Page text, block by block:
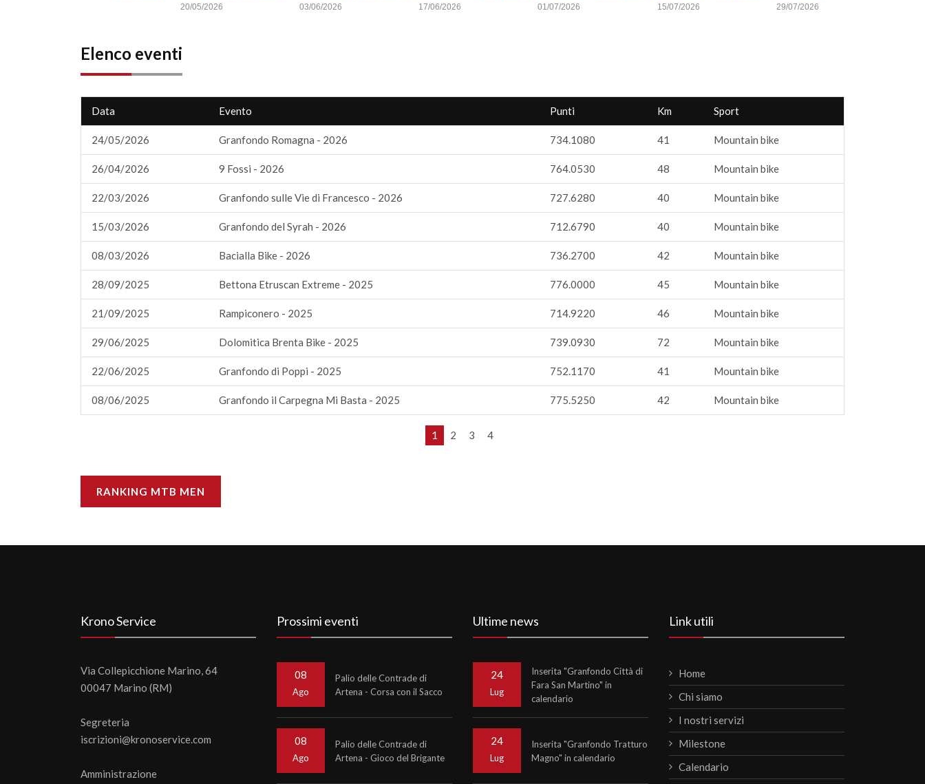
29/07/2026
15/07/2026
01/07/2026
17/06/2026
03/06/2026
20/05/2026
Elenco eventi
Data Evento Punti Km Sport
24/05/2026 Granfondo Romagna - 2026 734.1080 41 Mountain bike
26/04/2026 9 Fossi - 2026 764.0530 48 Mountain bike
22/03/2026 Granfondo sulle Vie di Francesco - 2026 727.6280 40 Mountain bike
15/03/2026 Granfondo del Syrah - 2026 712.6790 40 Mountain bike
08/03/2026 Bacialla Bike - 2026 736.2700 42 Mountain bike
28/09/2025 Bettona Etruscan Extreme - 2025 776.0000 45 Mountain bike
21/09/2025 Rampiconero - 2025 714.9220 46 Mountain bike
29/06/2025 Dolomitica Brenta Bike - 2025 739.0930 72 Mountain bike
22/06/2025 Granfondo di Poppi - 2025 752.1170 41 Mountain bike
08/06/2025 Granfondo il Carpegna Mi Basta - 2025 775.5250 42 Mountain bike
1 2 3 4
RANKING MTB MEN
Krono Service
Via Collepicchione Marino, 64
00047 Marino (RM)
Segreteria
iscrizioni@kronoservice.com
Amministrazione
Prossimi eventi
08
Ago
Palio delle Contrade di
Artena - Corsa con il Sacco
08
Ago
Palio delle Contrade di
Artena - Gioco del Brigante
Ultime news
24
Lug
Inserita "Granfondo Città di
Fara San Martino" in
calendario
24
Lug
Inserita "Granfondo Tratturo
Magno" in calendario
Link utili
Home
Chi siamo
I nostri servizi
Milestone
Calendario